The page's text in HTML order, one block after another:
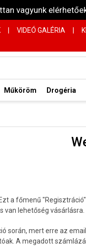
vagyunk
VIDEÓ GALÉRIA
Műköröm Drogéria
a főmenű
van lehetőség vásárlásra.
során, mert erre az
A megadott